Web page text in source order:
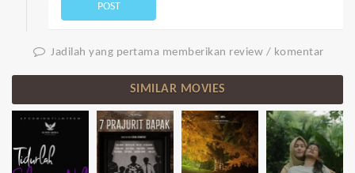
POST
Jadilah yang pertama memberikan review / komentar
SIMILAR MOVIES